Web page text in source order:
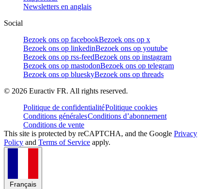
Newsletters en anglais
Social
Bezoek ons op facebookBezoek ons op x
Bezoek ons op linkedinBezoek ons op youtube
Bezoek ons op rss-feedBezoek ons op instagram
Bezoek ons op mastodonBezoek ons op telegram
Bezoek ons op blueskyBezoek ons op threads
© 2026 Euractiv FR. All rights reserved.
Politique de confidentialitéPolitique cookies
Conditions généralesConditions d’abonnement
Conditions de vente
This site is protected by reCAPTCHA, and the Google Privacy
Policy and Terms of Service apply.
Français